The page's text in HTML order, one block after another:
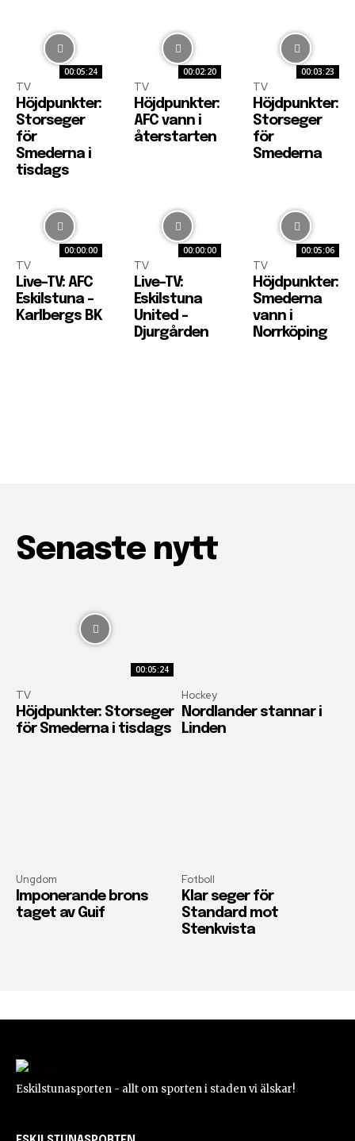
00:05:24
TV
Höjdpunkter:
Storseger
för
Smederna i
tisdags
00:02:20
TV
Höjdpunkter:
AFC vann i
återstarten
00:03:23
TV
Höjdpunkter:
Storseger
för
Smederna
00:00:00
TV
Live-TV: AFC
Eskilstuna –
Karlbergs BK
00:00:00
TV
Live-TV:
Eskilstuna
United –
Djurgården
00:05:06
TV
Höjdpunkter:
Smederna
vann i
Norrköping
Senaste nytt
00:05:24
TV
Höjdpunkter: Storseger
för Smederna i tisdags
Hockey
Nordlander stannar i
Linden
Ungdom
Imponerande brons
taget av Guif
Fotboll
Klar seger för
Standard mot
Stenkvista
Eskilstunasporten - allt om sporten i staden vi älskar!